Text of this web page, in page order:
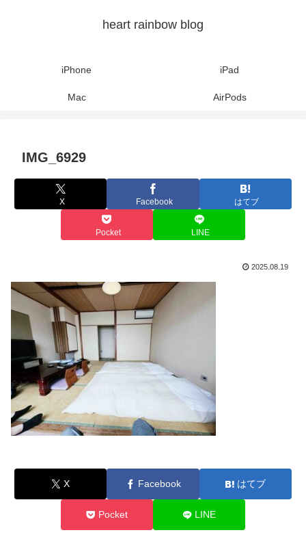
heart rainbow blog
iPhone iPad
Mac AirPods
IMG_6929
X Facebook はてブ
Pocket LINE
2025.08.19
X Facebook はてブ
Pocket LINE